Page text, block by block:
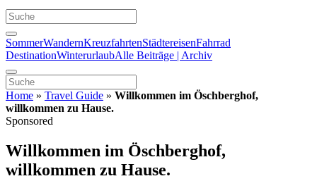
SommerWandernKreuzfahrtenStädtereisenFahrrad
DestinationWinterurlaubAlle Beiträge | Archiv
Home » Travel Guide » Willkommen im Öschberghof,
willkommen zu Hause.
Sponsored
Willkommen im Öschberghof,
willkommen zu Hause.